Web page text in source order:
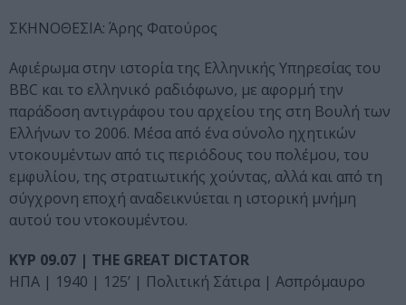
ΣΚΗΝΟΘΕΣΙΑ: Άρης Φατούρος
Αφιέρωμα στην ιστορία της Ελληνικής Υπηρεσίας του
BBC και το ελληνικό ραδιόφωνο, με αφορμή την
παράδοση αντιγράφου του αρχείου της στη Βουλή των
Ελλήνων το 2006. Μέσα από ένα σύνολο ηχητικών
ντοκουμέντων από τις περιόδους του πολέμου, του
εμφυλίου, της στρατιωτικής χούντας, αλλά και από τη
σύγχρονη εποχή αναδεικνύεται η ιστορική μνήμη
αυτού του ντοκουμέντου.
ΚΥΡ 09.07 | THE GREAT DICTATOR
ΗΠΑ | 1940 | 125’ | Πολιτική Σάτιρα | Ασπρόμαυρο